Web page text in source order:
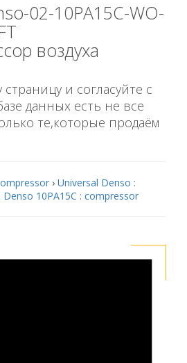
02-10PA15C-WO-
воздуха
страницу и согласуйте с
данных есть не все
те,которые продаём
› Universal Denso :
Denso 10PA15C : compressor